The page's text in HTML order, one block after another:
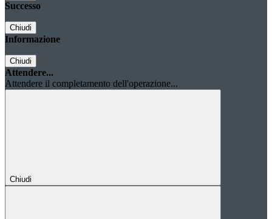
Successo
Chiudi
Informazione
Chiudi
Attendere...
Attendere il completamento dell'operazione...
Chiudi